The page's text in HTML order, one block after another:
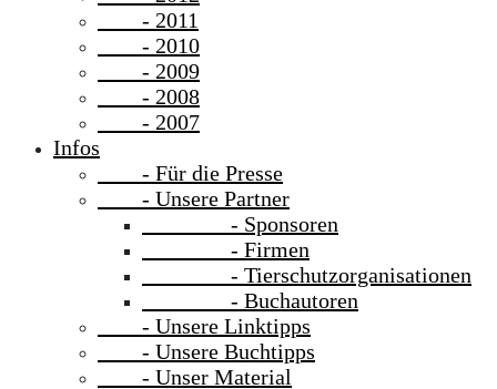
- 2011
- 2010
- 2009
- 2008
- 2007
Infos
- Für die Presse
- Unsere Partner
- Sponsoren
- Firmen
- Tierschutzorganisationen
- Buchautoren
- Unsere Linktipps
- Unsere Buchtipps
- Unser Material